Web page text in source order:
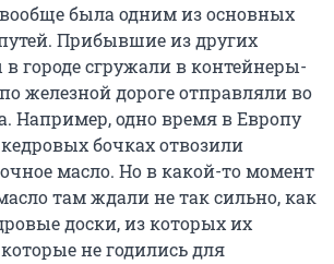
вообще была одним из основных
Прибывшие из других
в городе сгружали в контейнеры-
железной дороге отправляли во
Например, одно время в Европу
бочках отвозили
масло. Но в какой-то момент
там ждали не так сильно, как
доски, из которых их
не годились для